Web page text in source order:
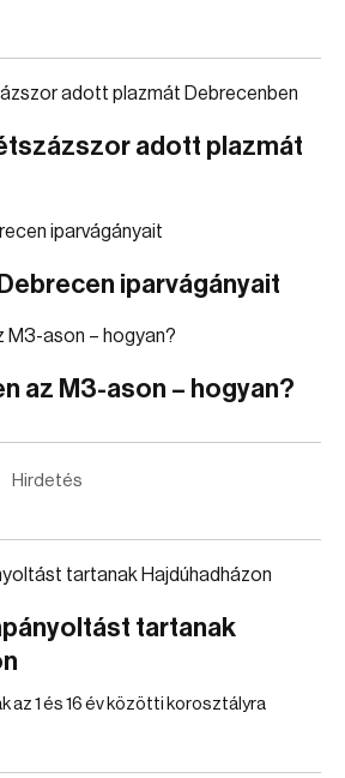
adott plazmát
iparvágányait
az M3-ason – hogyan?
Hirdetés
tartanak
az 1 és 16 év közötti korosztályra